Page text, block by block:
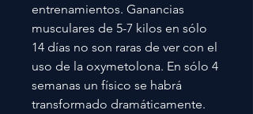
entrenamientos. Ganancias
musculares de 5-7 kilos en sólo
14 días no son raras de ver con el
uso de la oxymetolona. En sólo 4
semanas un físico se habrá
transformado dramáticamente.